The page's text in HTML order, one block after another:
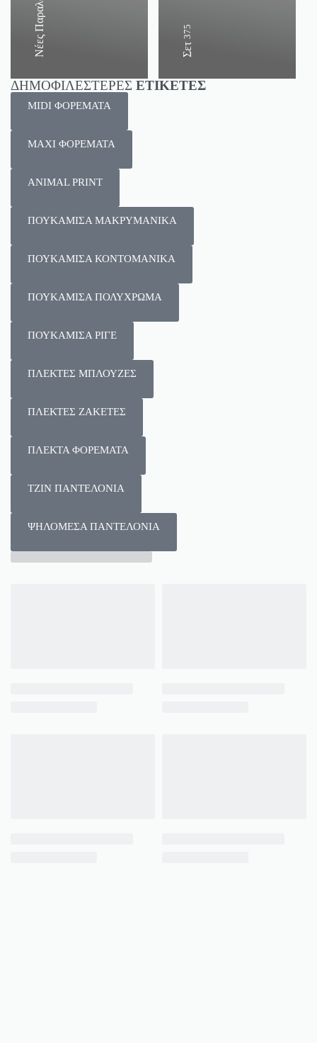
Νέες Παραλαβές Σετ
375
ΔΗΜΟΦΙΛΕΣΤΕΡΕΣ ΕΤΙΚΕΤΕΣ
MIDI ΦΟΡΕΜΑΤΑ
MAXI ΦΟΡΕΜΑΤΑ
ANIMAL PRINT
ΠΟΥΚΑΜΙΣΑ ΜΑΚΡΥΜΑΝΙΚΑ
ΠΟΥΚΑΜΙΣΑ ΚΟΝΤΟΜΑΝΙΚΑ
ΠΟΥΚΑΜΙΣΑ ΠΟΛΥΧΡΩΜΑ
ΠΟΥΚΑΜΙΣΑ ΡΙΓΕ
ΠΛΕΚΤΕΣ ΜΠΛΟΥΖΕΣ
ΠΛΕΚΤΕΣ ΖΑΚΕΤΕΣ
ΠΛΕΚΤΑ ΦΟΡΕΜΑΤΑ
ΤΖΙΝ ΠΑΝΤΕΛΟΝΙΑ
ΨΗΛΟΜΕΣΑ ΠΑΝΤΕΛΟΝΙΑ